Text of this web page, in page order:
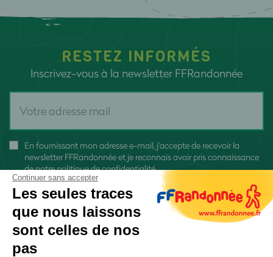
RESTEZ INFORMÉS
Inscrivez-vous à la newsletter FFRandonnée
En fournissant mon adresse e-mail, j'accepte de recevoir la
newsletter FFRandonnée et je reconnais avoir pris connaissance
denotre politique de confidentialité
Continuer sans accepter
Les seules traces
que nous laissons
sont celles de nos
pas